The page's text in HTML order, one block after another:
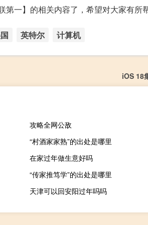
一】的相关内容了，希望对大家有所
英特尔 计算机
iOS 18
攻略全网公敌
“村酒家家熟”的出处是哪里
在家过年做生意好吗
“传家推笃学”的出处是哪里
天津可以回安阳过年吗吗